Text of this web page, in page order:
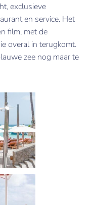
exclusieve
en service. Het
film, met de
overal in terugkomt.
zee nog maar te